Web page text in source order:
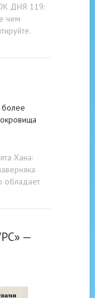
ДНЯ 119:
чем
Хана:
обладает
—